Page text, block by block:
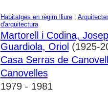
Habitatges en règim lliure;
d'arquitectura
Martorell i Codina,
Guardiola, Oriol (1925-
Casa Serras de
Canovelles
1979 - 1981